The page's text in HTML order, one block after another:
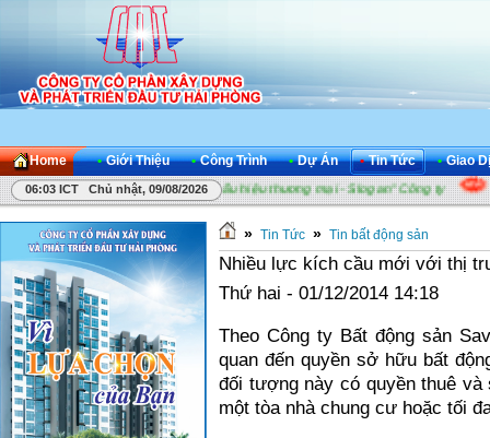
Home • Giới Thiệu • Công Trình • Dự Án • Tin Tức • Giao
06:03 ICT Chủ nhật, 09/08/2026
ty Cuộc thi "Sáng tác Khẩu hiệu thương mại - Slogan" Công ty
» Tin Tức » Tin bất động sản
Nhiều lực kích cầu mới với thị
Thứ hai - 01/12/2014 14:18
Theo Công ty Bất động sản
quan đến quyền sở hữu bất
đối tượng này có quyền thuê
một tòa nhà chung cư hoặc tối